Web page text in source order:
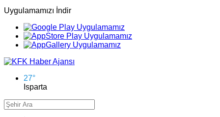
Uygulamamızı İndir
27°
Isparta